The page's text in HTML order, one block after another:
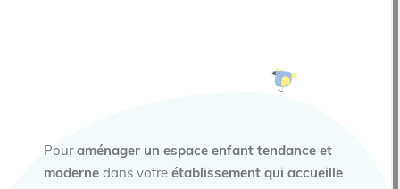
Pour aménager un espace enfant tendance et
moderne dans votre établissement qui accueille